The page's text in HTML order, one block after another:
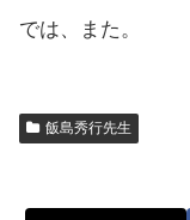
では、また。
飯島秀行先生